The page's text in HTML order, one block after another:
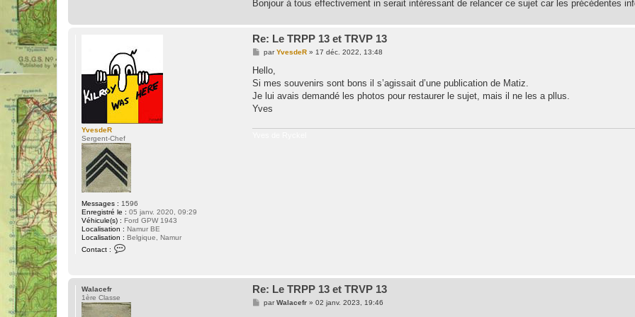
Bonjour à tous effectivement in serait intéressant de relancer ce sujet car les précédentes
YvesdeR
Sergent-Chef
Messages : 1596
Enregistré le : 05 janv. 2020, 09:29
Véhicule(s) : Ford GPW 1943
Localisation : Namur BE
Localisation : Belgique, Namur
Contact :
a
e
r
Re: Le TRPP 13 et TRVP 13
M
s
a
g
parYvesdeR» 17 déc. 2022, 13:48
Hello,
Si mes souvenirs sont bons il s’agissait d’une publication de Matiz.
Je lui avais demandé les photos pour restaurer le sujet, mais il ne les a pllus.
Yves
Walacefr
1ère Classe
Re: Le TRPP 13 et TRVP 13
MparWalacefr» 02 janv. 2023, 19:46